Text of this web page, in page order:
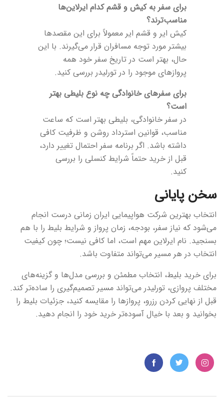
برای سفر به کیش و قشم کدام ایرلاین‌ها
مناسب‌ترند؟
کیش ایر و قشم ایر معمولاً برای این مقصدها
بیشتر مورد توجه مسافران قرار می‌گیرند. با این
حال، بهتر است در تاریخ سفر خود همه
پروازهای موجود را در تورلیدر بررسی کنید.
برای سفرهای خانوادگی چه نوع بلیطی بهتر
است؟
در سفر خانوادگی، بلیطی بهتر است که ساعت
مناسب، قوانین استرداد روشن و ظرفیت کافی
داشته باشد. اگر برنامه سفر احتمال تغییر دارد،
قبل از خرید حتماً شرایط کنسلی را بررسی
کنید.
سخن پایانی
انتخاب بهترین شرکت هواپیمایی ایران زمانی درست انجام
می‌شود که نیاز سفر، بودجه، زمان پرواز و شرایط بلیط را با هم
بسنجید. نام ایرلاین مهم است، اما کافی نیست؛ چون کیفیت
انتخاب در هر مسیر می‌تواند متفاوت باشد.
برای خرید بلیط، انتخاب مطمئن و بررسی مدل‌ها و گزینه‌های
مختلف پروازی، تورلیدر می‌تواند مسیر تصمیم‌گیری را ساده‌تر کند.
قبل از نهایی کردن رزرو، پروازها را مقایسه کنید، جزئیات بلیط را
بخوانید و بعد با خیال آسوده‌تر خرید خود را انجام دهید.